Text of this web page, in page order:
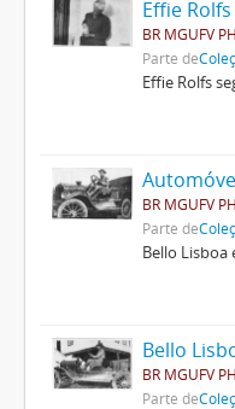
Effie
BR MGUFV
Parte de
Effie Rolfs
BR MGUFV
Parte de
Bello Lisboa
Bello
BR MGUFV
Parte de